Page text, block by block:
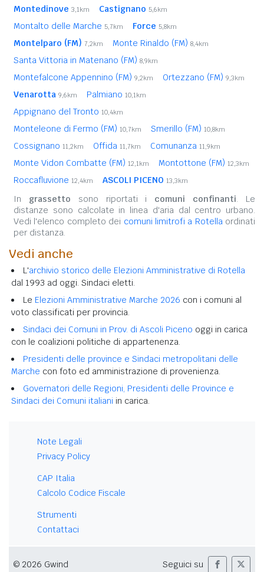
Montedinove 3,1km Castignano 5,6km
Montalto delle Marche 5,7km Force 5,8km
Montelparo (FM) 7,2km Monte Rinaldo (FM) 8,4km
Santa Vittoria in Matenano (FM) 8,9km
Montefalcone Appennino (FM) 9,2km Ortezzano (FM) 9,3km
Venarotta 9,6km Palmiano 10,1km
Appignano del Tronto 10,4km
Monteleone di Fermo (FM) 10,7km Smerillo (FM) 10,8km
Cossignano 11,2km Offida 11,7km Comunanza 11,9km
Monte Vidon Combatte (FM) 12,1km Montottone (FM) 12,3km
Roccafluvione 12,4km ASCOLI PICENO 13,3km
In grassetto sono riportati i comuni confinanti. Le
distanze sono calcolate in linea d'aria dal centro urbano.
Vedi l'elenco completo dei comuni limitrofi a Rotellaordinati
per distanza.
Vedi anche
L'archivio storico delle Elezioni Amministrative di Rotella
dal 1993 ad oggi. Sindaci eletti.
Le Elezioni Amministrative Marche 2026 con i comuni al
voto classificati per provincia.
Sindaci dei Comuni in Prov. di Ascoli Piceno oggi in carica
con le coalizioni politiche di appartenenza.
Presidenti delle province e Sindaci metropolitani delle
Marche con foto ed amministrazione di provenienza.
Governatori delle Regioni, Presidenti delle Province e
Sindaci dei Comuni italiani in carica.
Note Legali
Privacy Policy
CAP Italia
Calcolo Codice Fiscale
Strumenti
Contattaci
© 2026 Gwind Seguici su